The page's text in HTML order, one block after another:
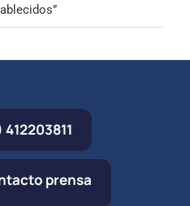
prensa